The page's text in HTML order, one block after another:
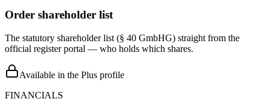
Order shareholder list
The statutory shareholder list (§ 40 GmbHG) straight from the
official register portal — who holds which shares.
Available in the Plus profile
FINANCIALS